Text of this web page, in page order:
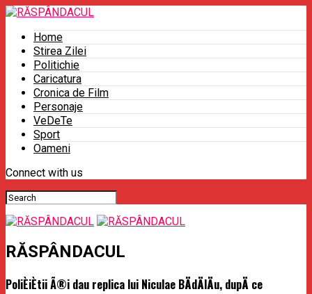
Home
Stirea Zilei
Politichie
Caricatura
Cronica de Film
Personaje
VeDeTe
Sport
Oameni
Connect with us
RĂSPÂNDACUL
PoliÈiÈtii Ã®i dau replica lui Niculae BÄdÄlÄu, dupÄ ce